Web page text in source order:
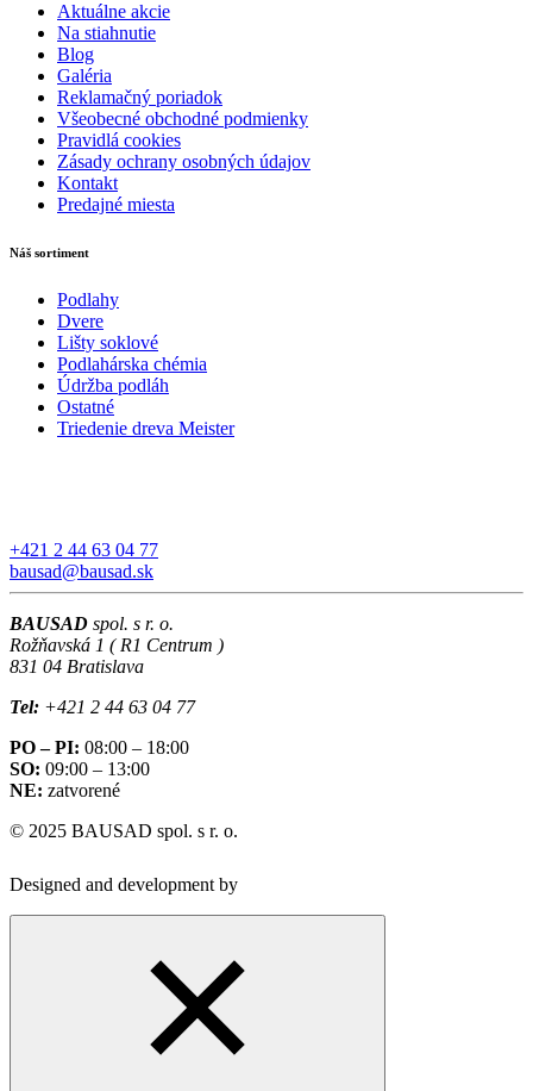
Aktuálne akcie
Na stiahnutie
Blog
Galéria
Reklamačný poriadok
Všeobecné obchodné podmienky
Pravidlá cookies
Zásady ochrany osobných údajov
Kontakt
Predajné miesta
Náš sortiment
Podlahy
Dvere
Lišty soklové
Podlahárska chémia
Údržba podláh
Ostatné
Triedenie dreva Meister
+421 2 44 63 04 77
bausad@bausad.sk
BAUSAD spol. s r. o.
Rožňavská 1 ( R1 Centrum )
831 04 Bratislava
Tel: +421 2 44 63 04 77
PO – PI: 08:00 – 18:00
SO: 09:00 – 13:00
NE: zatvorené
© 2025 BAUSAD spol. s r. o.
Designed and development by